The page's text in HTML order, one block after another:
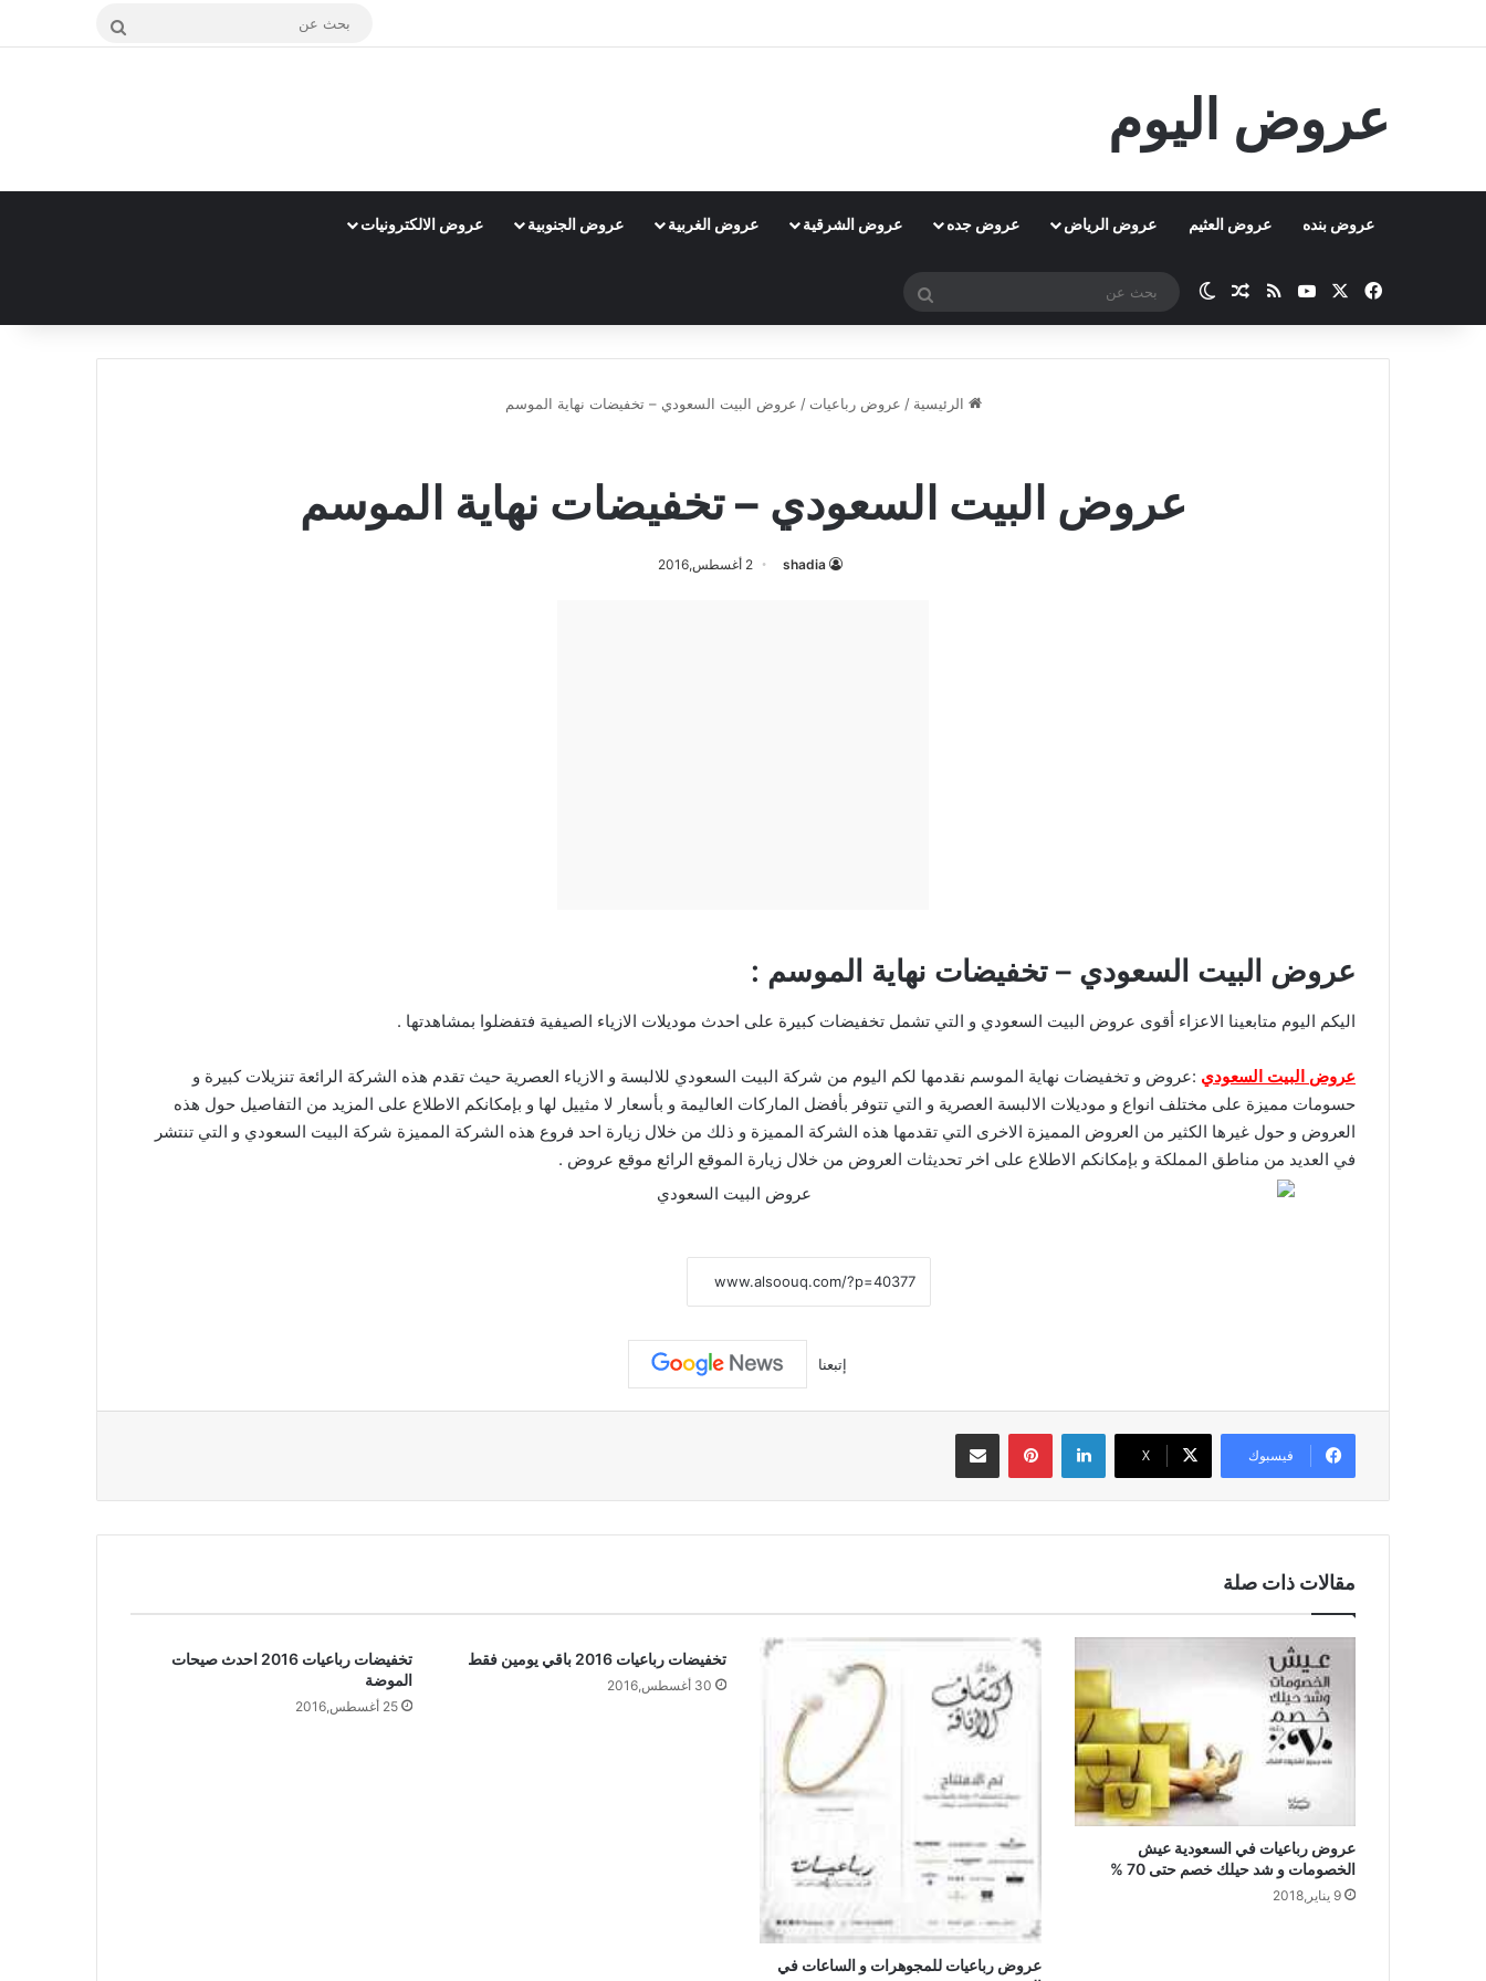
بحث
عروض اليوم
عروض بنده عروض العثيم عروض الرياض عروض جده عروض الشرقية عروض الغربية عروض الجنوبية عروض الالكترونيات
فيسبوك ‫YouTubeملخص الموقع RSS
مقال عشوائي
الوضع المظلم
بحث
الرئيسية / عروض رباعيات / عروض البيت السعودي – تخفيضات نهاية الموسم
عروض البيت السعودي – تخفيضات نهاية الموسم
shadia 2 أغسطس,2016
عروض البيت السعودي – تخفيضات نهاية الموسم :
اليكم اليوم متابعينا الاعزاء أقوى عروض البيت السعودي و التي تشمل تخفيضات كبيرة على احدث موديلات الازياء الصيفية فتفضلوا بمشاهدتها .
عروض البيت السعودي :عروض و تخفيضات نهاية الموسم نقدمها لكم اليوم من شركة البيت السعودي للالبسة و الازياء العصرية حيث تقدم هذه الشركة الرائعة تنزيلات كبيرة و
حسومات مميزة على مختلف انواع و موديلات الالبسة العصرية و التي تتوفر بأفضل الماركات العاليمة و بأسعار لا مثييل لها و بإمكانكم الاطلاع على المزيد من التفاصيل حول هذه
العروض و حول غيرها الكثير من العروض المميزة الاخرى التي تقدمها هذه الشركة المميزة و ذلك من خلال زيارة احد فروع هذه الشركة المميزة شركة البيت السعودي و التي تنتشر
في العديد من مناطق المملكة و بإمكانكم الاطلاع على اخر تحديثات العروض من خلال زيارة الموقع الرائع موقع عروض .
إتبعنا
فيسبوك ‫X
لينكدإن بينتيريستمشاركة عبر البريد
مقالات ذات صلة
عروض رباعيات في السعودية عيش
الخصومات و شد حيلك خصم حتى 70 %
9 يناير,2018
عروض رباعيات للمجوهرات و الساعات في
تخفيضات رباعيات 2016 باقي يومين فقط
30 أغسطس,2016
تخفيضات رباعيات 2016 احدث صيحات
الموضة
25 أغسطس,2016